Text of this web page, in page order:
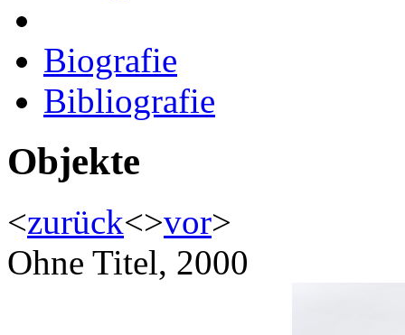
Biografie
Bibliografie
Objekte
<zurück<>vor>
Ohne Titel, 2000